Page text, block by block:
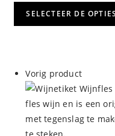
SELECTEER DE OPTIES
Vorig product